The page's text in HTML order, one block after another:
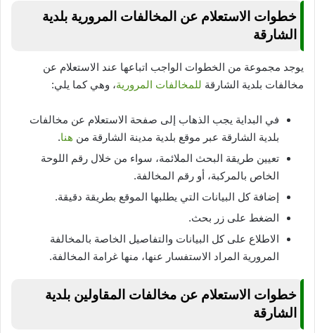
خطوات الاستعلام عن المخالفات المرورية بلدية
الشارقة
يوجد مجموعة من الخطوات الواجب اتباعها عند الاستعلام عن
مخالفات بلدية الشارقة للمخالفات المرورية، وهي كما يلي:
في البداية يجب الذهاب إلى صفحة الاستعلام عن مخالفات
بلدية الشارقة عبر موقع بلدية مدينة الشارقة من هنا.
تعيين طريقة البحث الملائمة، سواء من خلال رقم اللوحة
الخاص بالمركبة، أو رقم المخالفة.
إضافة كل البيانات التي يطلبها الموقع بطريقة دقيقة.
الضغط على زر بحث.
الاطلاع على كل البيانات والتفاصيل الخاصة بالمخالفة
المرورية المراد الاستفسار عنها، منها غرامة المخالفة.
خطوات الاستعلام عن مخالفات المقاولين بلدية
الشارقة